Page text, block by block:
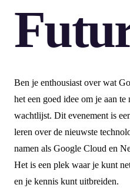
Ben je enthousiast over wat
het een goed idee om je aan
wachtlijst. Dit evenement is
leren over de nieuwste
namen als Google Cloud en
Het is een plek waar je kunt
en je kennis kunt uitbreiden.